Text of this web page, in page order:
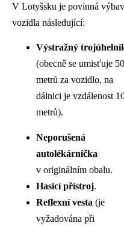
V Lotyšsku je povinná
vozidla následující:
Výstražný
(obecně se umisťuje 50
metrů za vozidlo, na
dálnici je vzdálenost
metrů).
Neporušená
autolékárnička
v originálním obalu.
Hasící přístroj.
Reflexní vesta (je
vyžadována při